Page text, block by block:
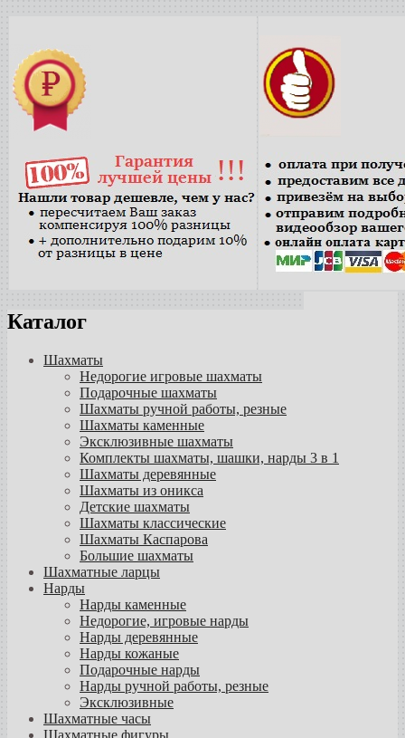
Каталог
Шахматы
Недорогие игровые шахматы
Подарочные шахматы
Шахматы ручной работы, резные
Шахматы каменные
Эксклюзивные шахматы
Комплекты шахматы, шашки, нарды 3 в 1
Шахматы деревянные
Шахматы из оникса
Детские шахматы
Шахматы классические
Шахматы Каспарова
Большие шахматы
Шахматные ларцы
Нарды
Нарды каменные
Недорогие, игровые нарды
Нарды деревянные
Нарды кожаные
Подарочные нарды
Нарды ручной работы, резные
Эксклюзивные
Шахматные часы
Шахматные фигуры